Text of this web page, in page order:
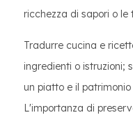
ricchezza di sapori o le
Tradurre cucina e
ingredienti o istruzioni;
un piatto e il
L'importanza di